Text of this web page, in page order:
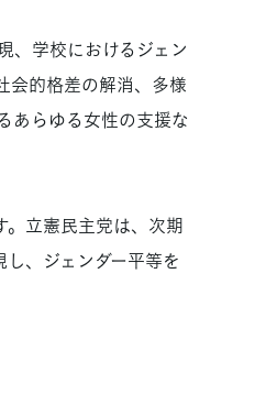
、学校におけるジェン
会的格差の解消、多様
あらゆる女性の支援な
立憲民主党は、次期
、ジェンダー平等を